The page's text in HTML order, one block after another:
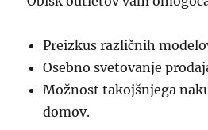
Preizkus različnih
Osebno svetovanje
Možnost takojšnjega
domov.